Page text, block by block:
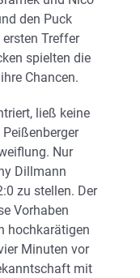
den Puck
Treffer
spielten die
Chancen.
ließ keine
Nur
Dillmann
zu stellen. Der
Vorhaben
hochkarätigen
Minuten vor
mit